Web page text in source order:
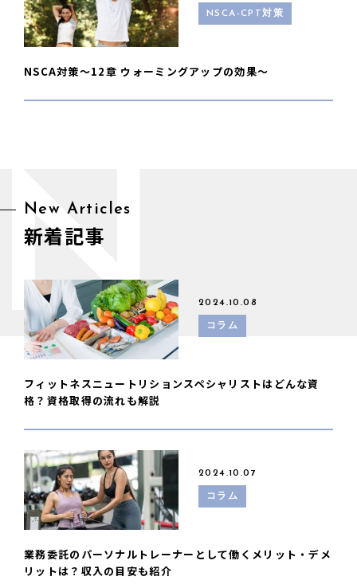
NSCA-CPT対策
NSCA対策〜12章 ウォーミングアップの効果〜
New Articles
新着記事
2024.10.08
コラム
フィットネスニュートリションスペシャリストはどんな資
格？資格取得の流れも解説
2024.10.07
コラム
業務委託のパーソナルトレーナーとして働くメリット・デメ
リットは？収入の目安も紹介